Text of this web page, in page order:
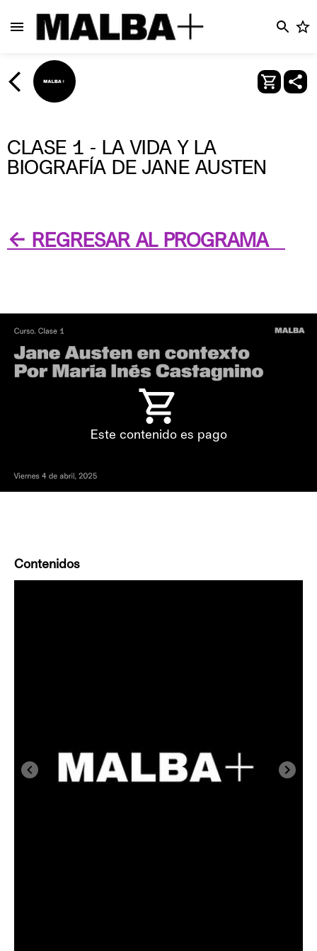
CLASE 1 - LA VIDA Y LA
BIOGRAFÍA DE JANE AUSTEN
← REGRESAR AL PROGRAMA
Este contenido es pago
Contenidos